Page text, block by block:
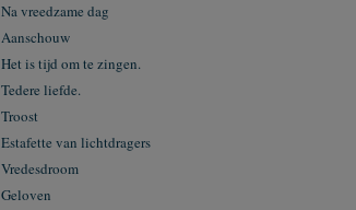
Na vreedzame dag
Aanschouw
Het is tijd om te zingen.
Tedere liefde.
Troost
Estafette van lichtdragers
Vredesdroom
Geloven